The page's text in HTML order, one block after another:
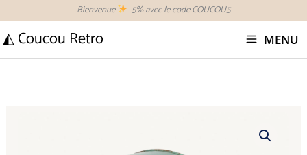
contenu
Bienvenue -5% avec le code COUCOU5
◭ Coucou Retro MENU